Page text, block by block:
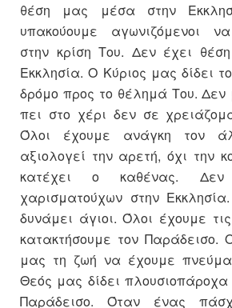
θέση μας μέσα στην
υπακούουμε αγωνιζόμενοι
στην κρίση Του. Δεν έχει
Εκκλησία. Ο Κύριος μας δίδει
δρόμο προς το θέλημά Του. Δεν
πει στο χέρι δεν σε
Όλοι έχουμε ανάγκη τον
αξιολογεί την αρετή, όχι την
κατέχει ο καθένας.
χαρισματούχων στην
δυνάμει άγιοι. Όλοι έχουμε
κατακτήσουμε τον Παράδεισο.
μας τη ζωή να έχουμε
Θεός μας δίδει πλουσιοπάροχα
Παράδεισο. Όταν ένας